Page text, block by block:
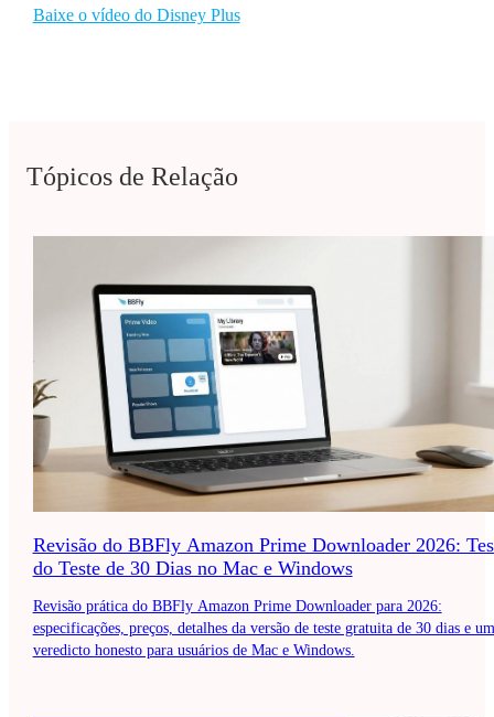
Baixe o vídeo do Disney Plus
Tópicos de Relação
Revisão do BBFly Amazon Prime Downloader 2026:
do Teste de 30 Dias no Mac e Windows
Revisão prática do BBFly Amazon Prime Downloader para 2026:
especificações, preços, detalhes da versão de teste gratuita de 30 dias e um
veredicto honesto para usuários de Mac e Windows.